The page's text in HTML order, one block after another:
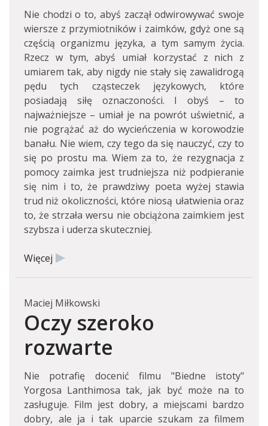
Nie chodzi o to, abyś zaczął odwirowywać swoje
wiersze z przymiotników i zaimków, gdyż one są
częścią organizmu języka, a tym samym życia.
Rzecz w tym, abyś umiał korzystać z nich z
umiarem tak, aby nigdy nie stały się zawalidrogą
pędu tych cząsteczek językowych, które
posiadają siłę oznaczoności. I obyś – to
najważniejsze – umiał je na powrót uświetnić, a
nie pogrążać aż do wycieńczenia w korowodzie
banału. Nie wiem, czy tego da się nauczyć, czy to
się po prostu ma. Wiem za to, że rezygnacja z
pomocy zaimka jest trudniejsza niż podpieranie
się nim i to, że prawdziwy poeta wyżej stawia
trud niż okoliczności, które niosą ułatwienia oraz
to, że strzała wersu nie obciążona zaimkiem jest
szybsza i uderza skuteczniej.
Więcej
Maciej Miłkowski
Oczy szeroko
rozwarte
Nie potrafię docenić filmu "Biedne istoty"
Yorgosa Lanthimosa tak, jak być może na to
zasługuje. Film jest dobry, a miejscami bardzo
dobry, ale ja i tak uparcie szukam za filmem